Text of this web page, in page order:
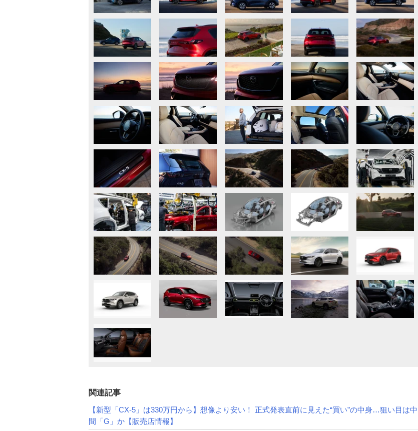
関連記事
【新型「CX-5」は330万円から】想像より安い！ 正式発表直前に見えた“買い”の中身…狙い目は中
間「G」か【販売店情報】